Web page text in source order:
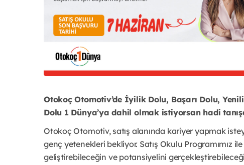
Otokoç Otomotiv’de İyilik Dolu, Başarı Dolu,
Dolu 1 Dünya’ya dahil olmak istiyorsan hadi
Otokoç Otomotiv, satış alanında kariyer yapmak
genç yetenekleri bekliyor. Satış Okulu Programımız
geliştirebileceğin ve potansiyelini